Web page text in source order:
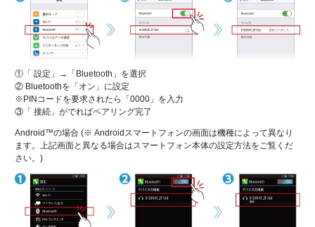
①「 設定」→「Bluetooth」を選択
② Bluetoothを「オン」に設定
※PINコードを要求されたら「0000」を入力
③「 接続」がでればペアリング完了
Android™の場合 (※ Androidスマートフォンの画面は機種によって異なり
ます。上記画面と異なる場合はスマートフォン本体の設定方法をご覧くだ
さい。)